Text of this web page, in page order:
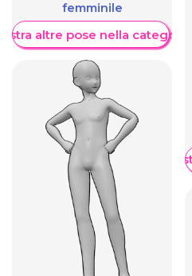
femminile
altre pose nella categoria